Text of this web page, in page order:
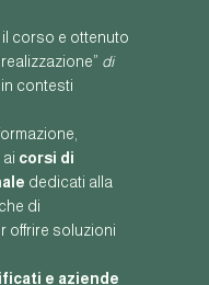
il corso e ottenuto
di
contesti
corsi di
dedicati alla
di
offrire soluzioni
e aziende